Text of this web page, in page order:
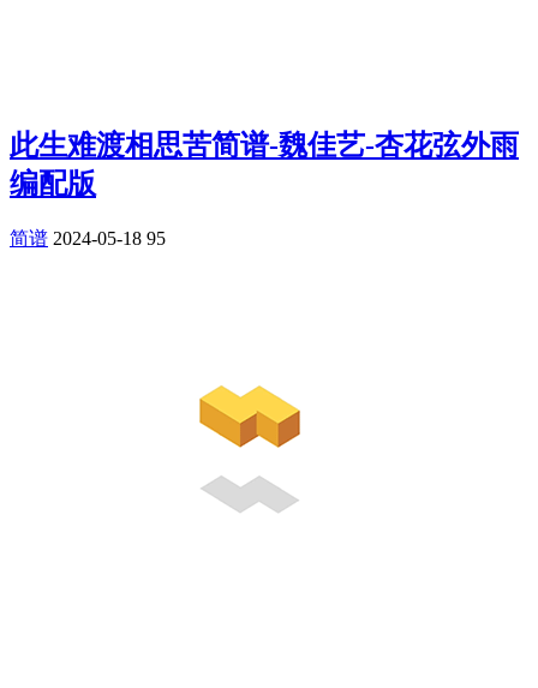
此生难渡相思苦简谱-魏佳艺-杏花弦外雨
编配版
简谱 2024-05-18 95